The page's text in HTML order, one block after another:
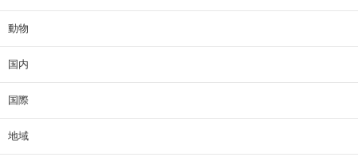
動物
国内
国際
地域